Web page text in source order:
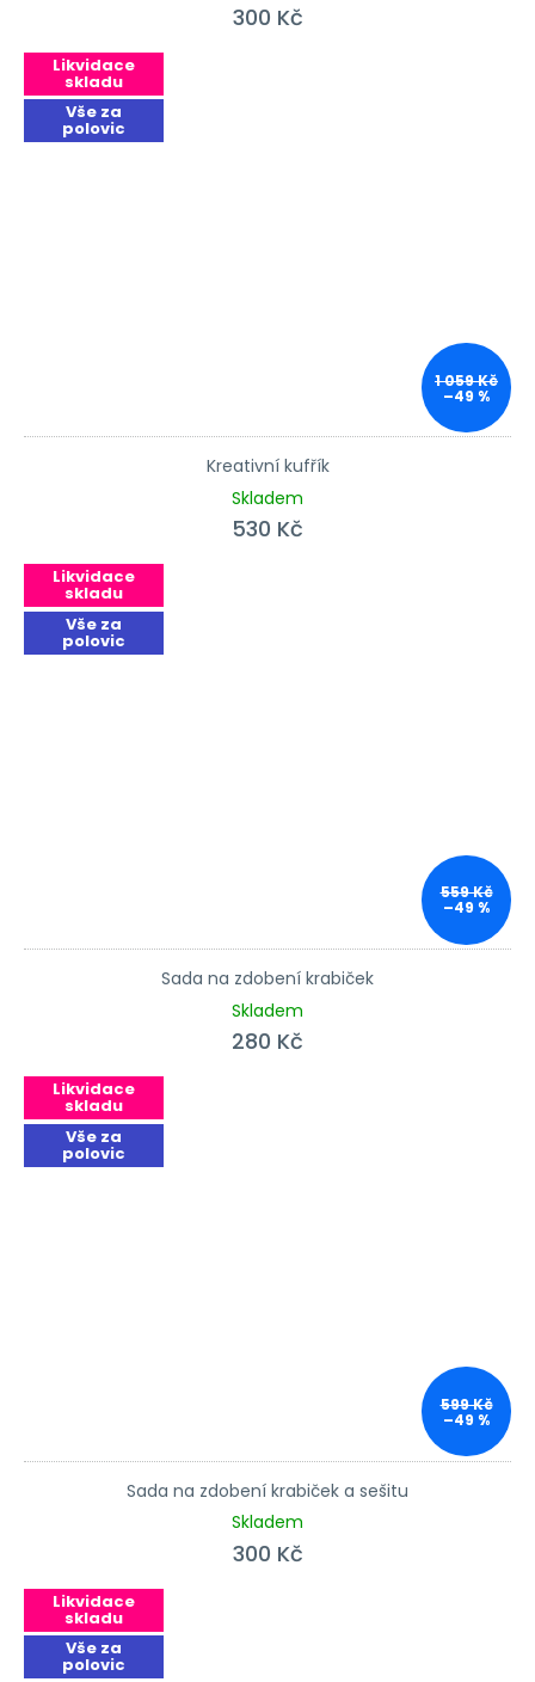
300 Kč
Likvidace
skladu
Vše za
polovic
1 059 Kč
–49 %
Kreativní kufřík
Skladem
530 Kč
Likvidace
skladu
Vše za
polovic
559 Kč
–49 %
Sada na zdobení krabiček
Skladem
280 Kč
Likvidace
skladu
Vše za
polovic
599 Kč
–49 %
Sada na zdobení krabiček a sešitu
Skladem
300 Kč
Likvidace
skladu
Vše za
polovic